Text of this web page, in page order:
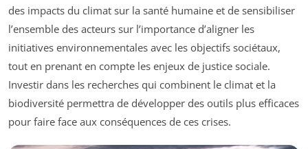
des impacts du climat sur la santé humaine et de sensibiliser
l’ensemble des acteurs sur l’importance d’aligner les
initiatives environnementales avec les objectifs sociétaux,
tout en prenant en compte les enjeux de justice sociale.
Investir dans les recherches qui combinent le climat et la
biodiversité permettra de développer des outils plus efficaces
pour faire face aux conséquences de ces crises.